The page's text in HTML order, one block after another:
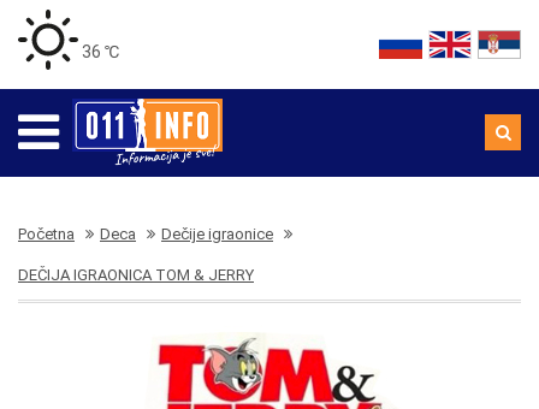
36 ℃
Početna Deca Dečije igraonice
DEČIJA IGRAONICA TOM & JERRY